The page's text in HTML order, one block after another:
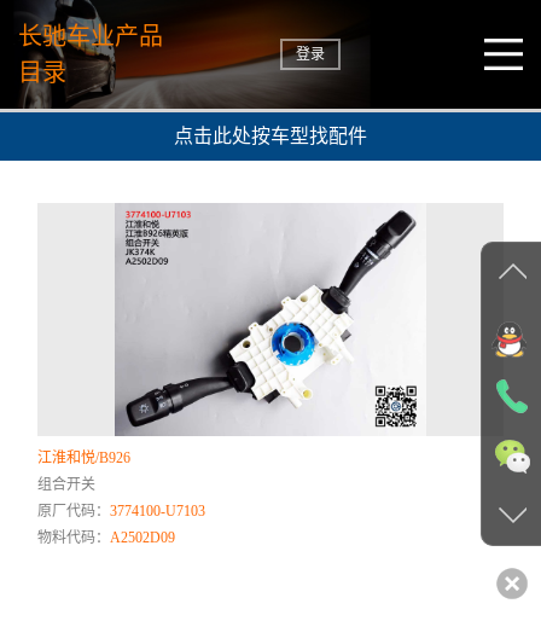
长驰车业产品
目录
登录
点击此处按车型找配件
江淮和悦/B926
组合开关
原厂代码：3774100-U7103
物料代码：A2502D09